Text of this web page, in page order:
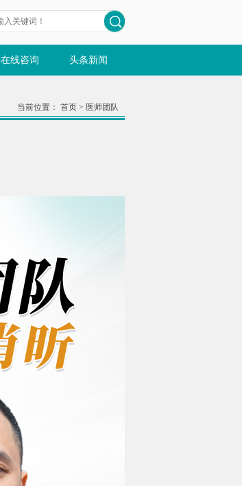
在线咨询 头条新闻
当前位置： 首页 > 医师团队